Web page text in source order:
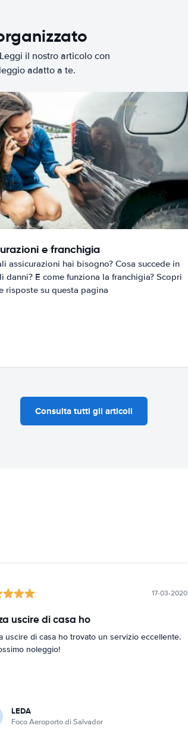
il nostro articolo con
adatto a te.
e franchigia
assicurazioni hai bisogno? Cosa succede in
danni? E come funziona la franchigia? Scopri
risposte su questa pagina
Consulta tutti gli articoli
17-03-2020
uscire di casa ho
uscire di casa ho trovato un servizio eccellente.
noleggio!
LEDA
Foco Aeroporto di Salvador